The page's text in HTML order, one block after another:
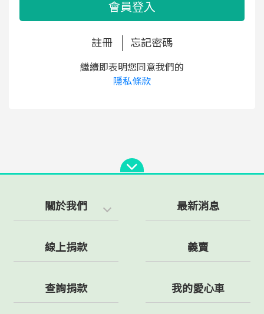
會員登入
註冊 忘記密碼
繼續即表明您同意我們的
隱私條款
關於我們 最新消息
線上捐款 義賣
查詢捐款 我的愛心車